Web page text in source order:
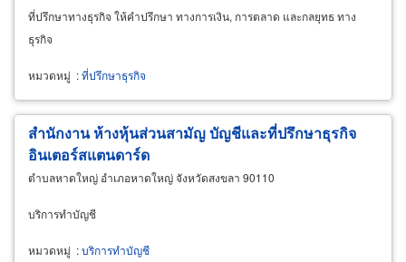
ที่ปรึกษาทางธุรกิจ ให้คำปรึกษา ทางการเงิน, การตลาด และกลยุทธ ทาง
ธุรกิจ
หมวดหมู่ :ที่ปรึกษาธุรกิจ
สำนักงาน ห้างหุ้นส่วนสามัญ บัญชีและที่ปรึกษาธุรกิจ
อินเตอร์สแตนดาร์ด
ตำบลหาดใหญ่ อำเภอหาดใหญ่ จังหวัดสงขลา 90110
บริการทำบัญชี
หมวดหมู่ :บริการทำบัญชี